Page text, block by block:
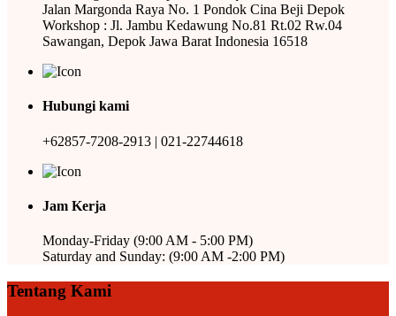
Jalan Margonda Raya No. 1 Pondok Cina Beji Depok
Workshop : Jl. Jambu Kedawung No.81 Rt.02 Rw.04
Sawangan, Depok Jawa Barat Indonesia 16518
Hubungi kami
+62857-7208-2913 | 021-22744618
Jam Kerja
Monday-Friday (9:00 AM - 5:00 PM)
Saturday and Sunday: (9:00 AM -2:00 PM)
Tentang Kami